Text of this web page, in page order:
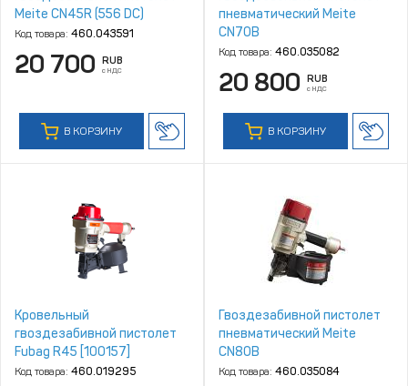
Meite CN45R (556 DC)
Код товара: 460.043591
20 700 RUB
с НДС
В КОРЗИНУ
пневматический Meite
CN70B
Код товара: 460.035082
20 800 RUB
с НДС
В КОРЗИНУ
Кровельный
гвоздезабивной пистолет
Fubag R45 [100157]
Код товара: 460.019295
Гвоздезабивной пистолет
пневматический Meite
CN80B
Код товара: 460.035084